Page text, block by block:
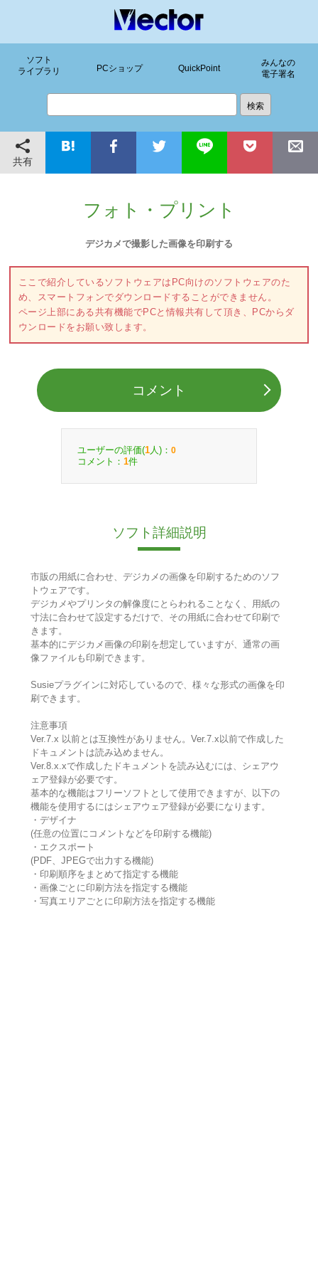
ソフト
ライブラリ
PCショップ QuickPoint
みんなの
電子署名
共有
フォト・プリント
デジカメで撮影した画像を印刷する
ここで紹介しているソフトウェアはPC向けのソフトウェアのた
め、スマートフォンでダウンロードすることができません。
ページ上部にある共有機能でPCと情報共有して頂き、PCからダ
ウンロードをお願い致します。
コメント
ユーザーの評価(1 人)： 0
コメント： 1件
ソフト詳細説明
市販の用紙に合わせ、デジカメの画像を印刷するためのソフ
トウェアです。
デジカメやプリンタの解像度にとらわれることなく、用紙の
寸法に合わせて設定するだけで、その用紙に合わせて印刷で
きます。
基本的にデジカメ画像の印刷を想定していますが、通常の画
像ファイルも印刷できます。
Susieプラグインに対応しているので、様々な形式の画像を印
刷できます。
注意事項
Ver.7.x 以前とは互換性がありません。Ver.7.x以前で作成した
ドキュメントは読み込めません。
Ver.8.x.xで作成したドキュメントを読み込むには、シェアウ
ェア登録が必要です。
基本的な機能はフリーソフトとして使用できますが、以下の
機能を使用するにはシェアウェア登録が必要になります。
・デザイナ
(任意の位置にコメントなどを印刷する機能)
・エクスポート
(PDF、JPEGで出力する機能)
・印刷順序をまとめて指定する機能
・画像ごとに印刷方法を指定する機能
・写真エリアごとに印刷方法を指定する機能